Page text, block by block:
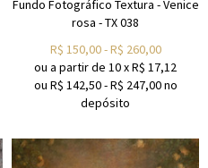
Fundo Fotográfico Textura - Venice
rosa - TX 038
R$ 150,00-R$ 260,00
ou a partir de 10xR$ 17,12
ou R$ 142,50-R$ 247,00no
depósito